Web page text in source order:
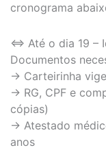
cronograma
⇔ Até o dia 19 –
Documentos
→ Carteirinha
→ RG, CPF e
cópias)
→ Atestado
anos